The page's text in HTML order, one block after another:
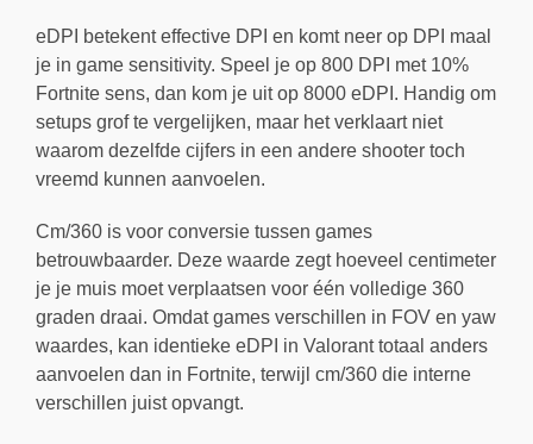
eDPI betekent effective DPI en komt neer op DPI maal
je in game sensitivity. Speel je op 800 DPI met 10%
Fortnite sens, dan kom je uit op 8000 eDPI. Handig om
setups grof te vergelijken, maar het verklaart niet
waarom dezelfde cijfers in een andere shooter toch
vreemd kunnen aanvoelen.
Cm/360 is voor conversie tussen games
betrouwbaarder. Deze waarde zegt hoeveel centimeter
je je muis moet verplaatsen voor één volledige 360
graden draai. Omdat games verschillen in FOV en yaw
waardes, kan identieke eDPI in Valorant totaal anders
aanvoelen dan in Fortnite, terwijl cm/360 die interne
verschillen juist opvangt.